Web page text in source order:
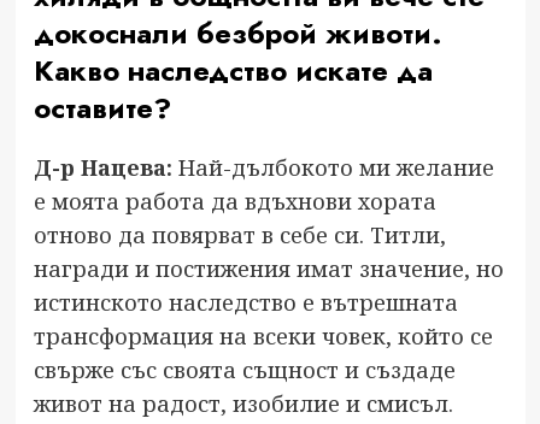
докоснали безброй животи.
Какво наследство искате да
оставите?
Д-р Нацева: Най-дълбокото ми желание
е моята работа да вдъхнови хората
отново да повярват в себе си. Титли,
награди и постижения имат значение, но
истинското наследство е вътрешната
трансформация на всеки човек, който се
свърже със своята същност и създаде
живот на радост, изобилие и смисъл.